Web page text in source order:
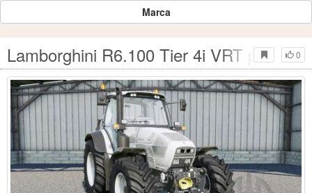
Marca
0
Lamborghini R6.100 Tier 4i VRT para